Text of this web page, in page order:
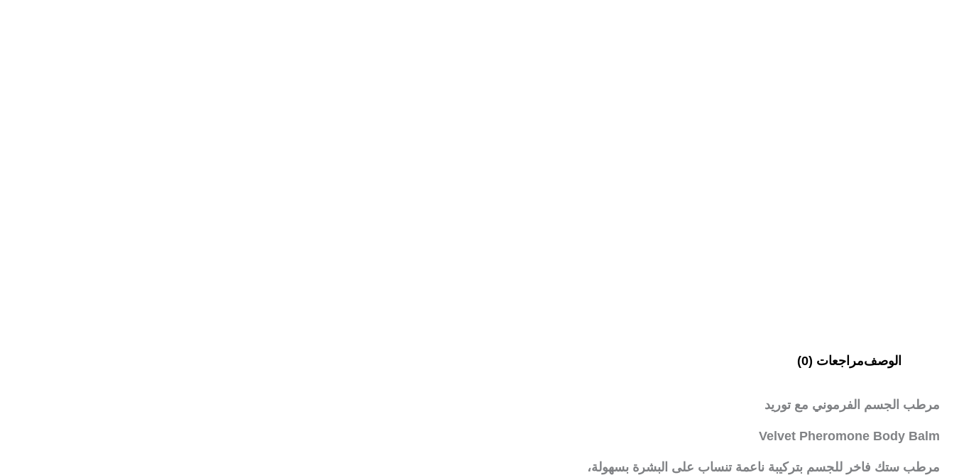
الوصفمراجعات (0)
مرطب الجسم الفرموني مع توريد
Velvet Pheromone Body Balm
مرطب ستك فاخر للجسم بتركيبة ناعمة تنساب على البشرة بسهولة،